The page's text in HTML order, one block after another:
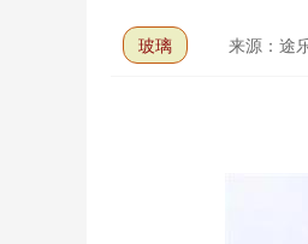
玻璃 来源：途